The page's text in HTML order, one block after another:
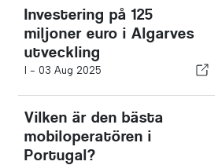
Investering på 125
miljoner euro i Algarves
utveckling
I - 03 Aug 2025
Vilken är den bästa
mobiloperatören i
Portugal?